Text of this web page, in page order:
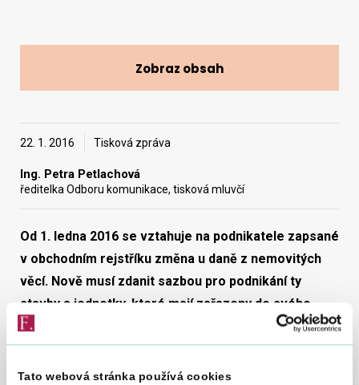
Tato webová stránka používá cookies
22. 1. 2016 Tisková zpráva
Ing. Petra Petlachová
ředitelka Odboru komunikace, tisková mluvčí
Od 1. ledna 2016 se vztahuje na podnikatele zapsané
v obchodním rejstříku změna u daně z nemovitých
věcí. Nově musí zdanit sazbou pro podnikání ty
stavby a jednotky, které mají zařazeny do svého
obchodního majetku a dosud u nich tato sazba
aplikována nebyla. Jde například o garáže postavené
odděleně od obytných domů nebo budovy pro
Zobraz obsah